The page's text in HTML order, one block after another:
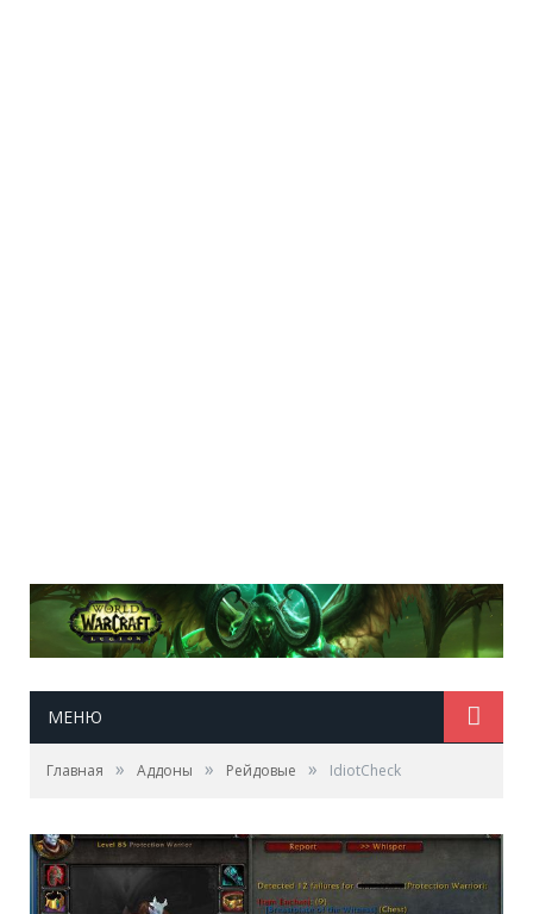
МЕНЮ
Главная » Аддоны » Рейдовые » IdiotCheck